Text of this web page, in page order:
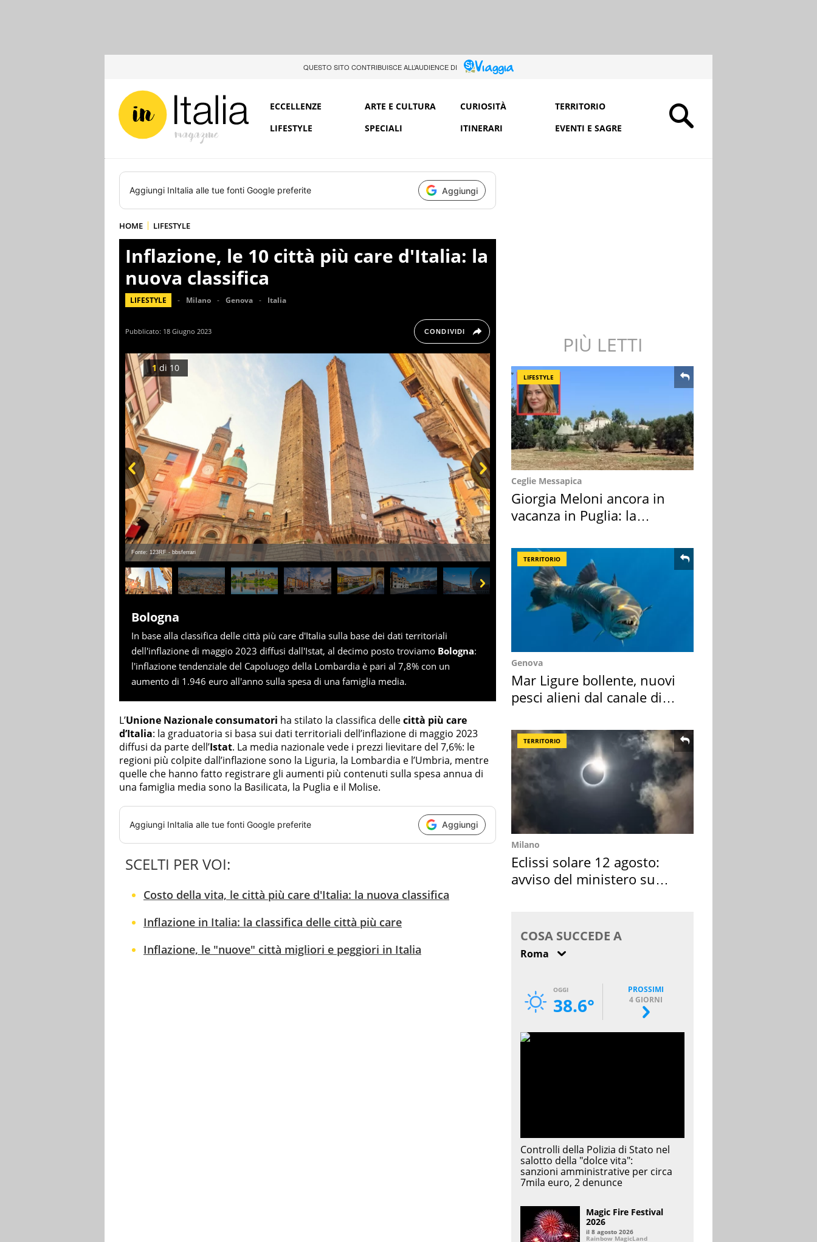
QUESTO SITO CONTRIBUISCE ALL’AUDIENCE DI
ECCELLENZE ARTE E CULTURA CURIOSITÀ
TERRITORIO
LIFESTYLE
SPECIALI ITINERARI EVENTI E SAGRE
Aggiungi InItalia alle tue fonti Google preferite Aggiungi
HOME LIFESTYLE
Inflazione, le 10 città più care d'Italia: la
nuova classifica
LIFESTYLE Milano Genova Italia
Pubblicato: 18 Giugno 2023 CONDIVIDI
Fonte: 123RF - bbsferrari
Prev Next
1di 10
Bologna
In base alla classifica delle città più care d'Italia sulla base dei dati territoriali
dell'inflazione di maggio 2023 diffusi dall'Istat, al decimo posto troviamo Bologna:
l'inflazione tendenziale del Capoluogo della Lombardia è pari al 7,8% con un
aumento di 1.946 euro all'anno sulla spesa di una famiglia media.
L’Unione Nazionale consumatori ha stilato la classifica dellecittà più care
d’Italia: la graduatoria si basa sui dati territoriali dell’inflazione di maggio 2023
diffusi da parte dell’Istat. La media nazionale vede i prezzi lievitare del 7,6%: le
regioni più colpite dall’inflazione sono la Liguria, la Lombardia e l’Umbria, mentre
quelle che hanno fatto registrare gli aumenti più contenuti sulla spesa annua di
una famiglia media sono la Basilicata, la Puglia e il Molise.
Aggiungi InItalia alle tue fonti Google preferite Aggiungi
SCELTI PER VOI:
Costo della vita, le città più care d'Italia: la nuova classifica
Inflazione in Italia: la classifica delle città più care
Inflazione, le "nuove" città migliori e peggiori in Italia
PIÙ LETTI
LIFESTYLE
Ceglie Messapica
Giorgia Meloni ancora in
vacanza in Puglia: la
TERRITORIO
Genova
Mar Ligure bollente, nuovi
pesci alieni dal canale di
TERRITORIO
Milano
Eclissi solare 12 agosto:
avviso del ministero su